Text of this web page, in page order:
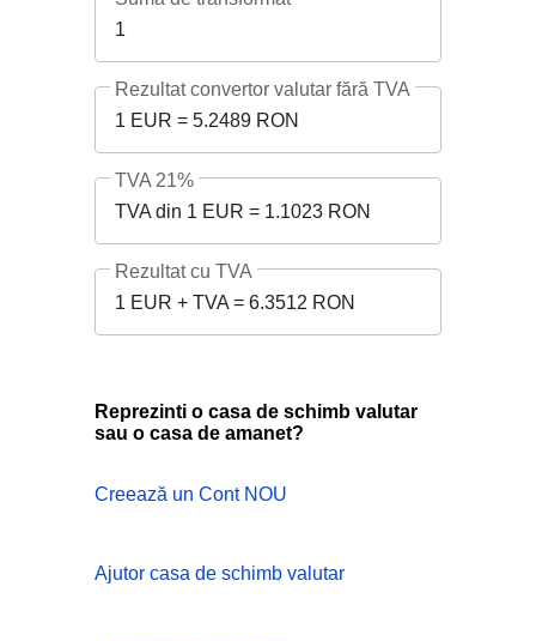
1
1 EUR = 5.2489 RON
Rezultat convertor valutar fără TVA
TVA din 1 EUR = 1.1023 RON
TVA 21%
1 EUR + TVA = 6.3512 RON
Rezultat cu TVA
Reprezinti o casa de schimb valutar
sau o casa de amanet?
Creează un Cont NOU
Ajutor casa de schimb valutar